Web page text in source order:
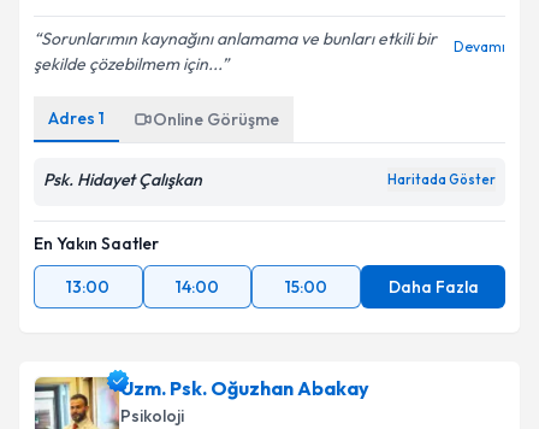
Sorunlarımın kaynağını anlamama ve bunları etkili bir
şekilde çözebilmem için...
Devamı
Adres 1 Online Görüşme
Psk. Hidayet Çalışkan Haritada Göster
En Yakın Saatler
13:00
14:00 15:00 Daha Fazla
Uzm. Psk. Oğuzhan Abakay
Psikoloji